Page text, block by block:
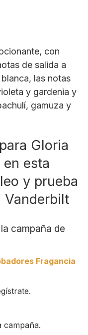
con
de salida a
las notas
y gardenia y
gamuza y
Gloria
esta
y prueba
Vanderbilt
campaña de
Fragancia
campaña.